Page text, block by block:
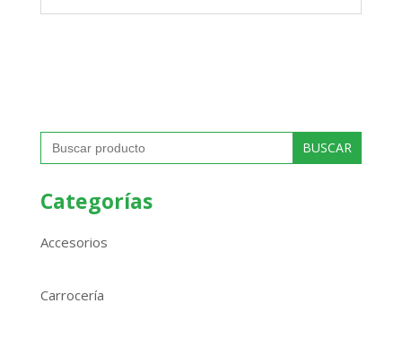
Buscar:
Categorías
Accesorios
Carrocería